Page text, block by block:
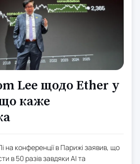
Lee щодо Ether у
каже
на конференції в Парижі заявив, що
в 50 разів завдяки AI та